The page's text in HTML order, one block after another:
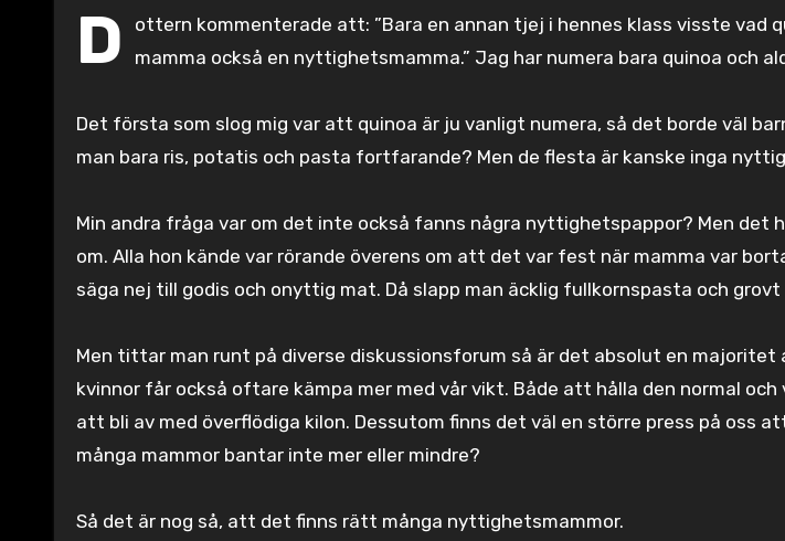
D
ottern kommenterade att: ”Bara en annan tjej i hennes klass visste vad
mamma också en nyttighetsmamma.” Jag har numera bara quinoa och
Det första som slog mig var att quinoa är ju vanligt numera, så det borde väl
man bara ris, potatis och pasta fortfarande? Men de flesta är kanske inga
Min andra fråga var om det inte också fanns några nyttighetspappor? Men det
om. Alla hon kände var rörande överens om att det var fest när mamma var
säga nej till godis och onyttig mat. Då slapp man äcklig fullkornspasta och grovt
Men tittar man runt på diverse diskussionsforum så är det absolut en majoritet
kvinnor får också oftare kämpa mer med vår vikt. Både att hålla den normal
att bli av med överflödiga kilon. Dessutom finns det väl en större press på oss
många mammor bantar inte mer eller mindre?
Så det är nog så, att det finns rätt många nyttighetsmammor.